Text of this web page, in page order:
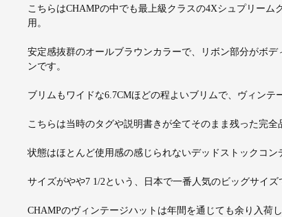
こちらはCHAMPの中でも最上級クラスの4Xシュプリー
用。
安定感抜群のオールブラウンカラーで、リボン部分がボ
ンです。
ブリムもワイドな6.7CMほどの程よいブリムで、ヴィン
こちらは当時のタグや説明書きが全てそのまま残った完全
状態はほとんど使用感の感じられないデッドストックコン
サイズがやや7 1/2という、日本で一番人気のビッグサイズ
CHAMPのヴィンテージハットは年間を通じても余り入荷